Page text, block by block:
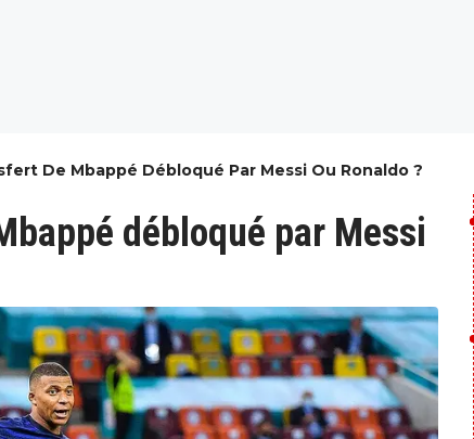
De Mbappé Débloqué Par Messi Ou Ronaldo ?
débloqué par Messi